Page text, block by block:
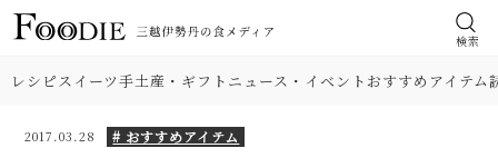
検索
レシピスイーツ手土産・ギフト ニュース・イベントおすすめアイテム
2017.03.28 # おすすめアイテム